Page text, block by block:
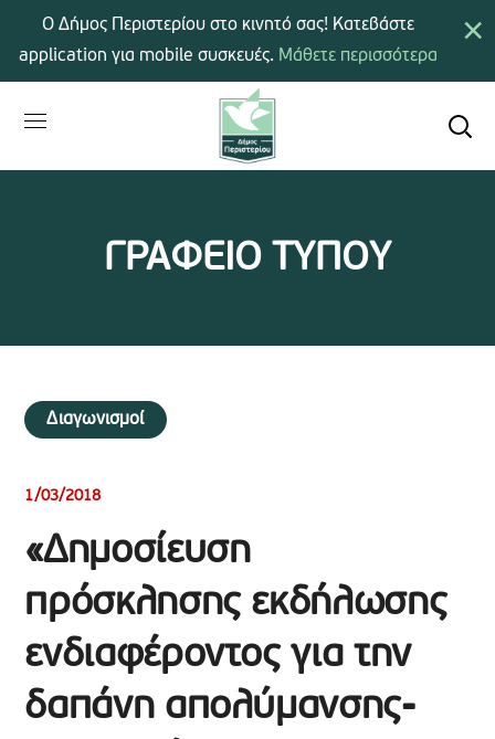
ΓΡΑΦΕΙΟ ΤΥΠΟΥ
Διαγωνισμοί
1/03/2018
«Δημοσίευση
πρόσκλησης εκδήλωσης
ενδιαφέροντος για την
δαπάνη απολύμανσης-
×
Ο Δήμος Περιστερίου στο κινητό σας! Κατεβάστε
application για mobile συσκευές. Μάθετε περισσότερα